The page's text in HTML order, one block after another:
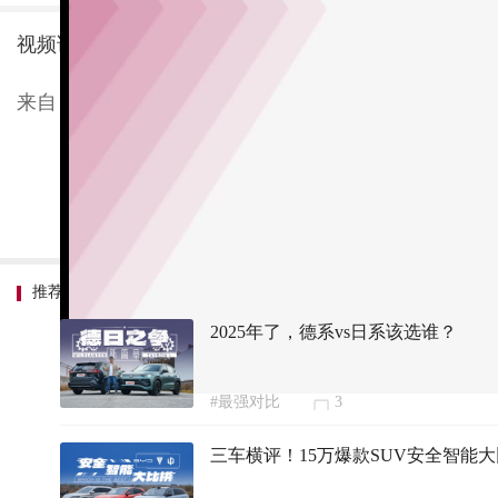
视频详情：奔驰E级、宝马5系和奥迪A6是三个老冤家
来自：新车评
推荐内容
2025年了，德系vs日系该选谁？
#最强对比 3
三车横评！15万爆款SUV安全智能